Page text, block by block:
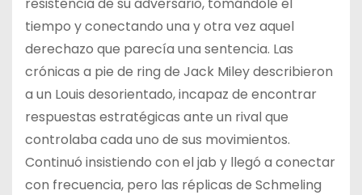
tiempo y conectando una y otra vez aquel
derechazo que parecía una sentencia. Las
crónicas a pie de ring de Jack Miley describieron
a un Louis desorientado, incapaz de encontrar
respuestas estratégicas ante un rival que
controlaba cada uno de sus movimientos.
Continuó insistiendo con el jab y llegó a conectar
con frecuencia, pero las réplicas de Schmeling